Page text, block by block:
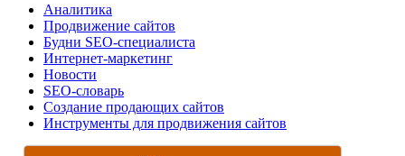
Аналитика
Продвижение сайтов
Будни SEO-специалиста
Интернет-маркетинг
Новости
SEO-словарь
Создание продающих сайтов
Инструменты для продвижения сайтов